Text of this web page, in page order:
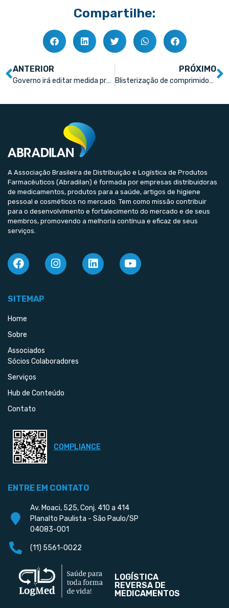
Compartilhe:
ANTERIOR
Governo irá editar medida provisória para garantir isenção de impostos de medicamentos importados
PRÓXIMO
Blisterização de comprimidos é industrialização, decide Carf
A Associação Brasileira de Distribuição e Logística de Produtos
Farmacêuticos (Abradilan) é formada por empresas distribuidoras
de medicamentos, produtos para a saúde, artigos de higiene
pessoal e cosméticos no mercado. Tem como missão contribuir
para o desenvolvimento e fortalecimento do mercado e de seus
membros, promovendo a melhoria contínua e eficaz de seus
serviços.
SITEMAP
Home
Sobre
Associados
Sócios Colaboradores
Serviços
Hub de Conteúdo
Contato
COMPLIANCE
ENTRE EM CONTATO
Av. Moaci, 525, Conj. 410 a 414
Planalto Paulista - São Paulo/SP
04083-001
(11) 5561-0022
LOGÍSTICA
REVERSA DE
MEDICAMENTOS